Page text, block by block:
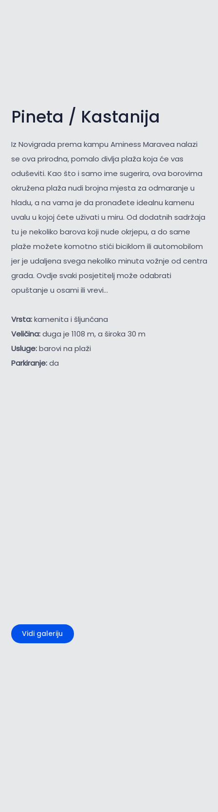
Pineta / Kastanija
Iz Novigrada prema kampu Aminess Maravea nalazi
se ova prirodna, pomalo divlja plaža koja će vas
oduševiti. Kao što i samo ime sugerira, ova borovima
okružena plaža nudi brojna mjesta za odmaranje u
hladu, a na vama je da pronađete idealnu kamenu
uvalu u kojoj ćete uživati u miru. Od dodatnih sadržaja
tu je nekoliko barova koji nude okrjepu, a do same
plaže možete komotno stići biciklom ili automobilom
jer je udaljena svega nekoliko minuta vožnje od centra
grada. Ovdje svaki posjetitelj može odabrati
opuštanje u osami ili vrevi...
Vrsta:kamenita i šljunčana
Veličina:duga je 1108 m, a široka 30 m
Usluge:barovi na plaži
Parkiranje:da
Vidi galeriju